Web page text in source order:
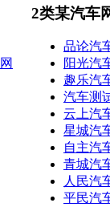
2类某汽车
品论汽
阳光汽
趣乐汽
汽车测
云上汽
星城汽
自主汽
青城汽
人民汽
平民汽